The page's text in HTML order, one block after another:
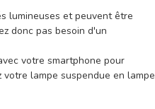
lumineuses et peuvent être
donc pas besoin d'un
votre smartphone pour
lampe suspendue en lampe